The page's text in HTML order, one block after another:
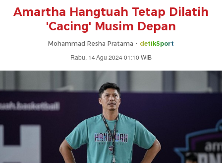
Amartha Hangtuah Tetap Dilatih
'Cacing' Musim Depan
Mohammad Resha Pratama - detikSport
Rabu, 14 Agu 2024 01:10 WIB